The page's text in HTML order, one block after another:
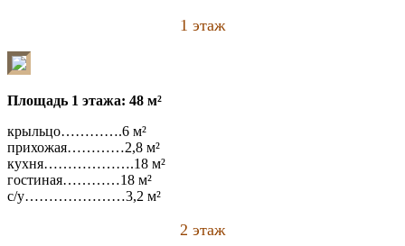
1 этаж
Площадь 1 этажа: 48 м²
крыльцо………….6 м²
прихожая…………2,8 м²
кухня……………….18 м²
гостиная…………18 м²
с/у…………………3,2 м²
2 этаж